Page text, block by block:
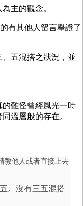
主的觀念。
有其他人留言舉證了
五混搭之狀況，並
難怪曾經風光一時
溫層般的存在。
教他人或者直接上去
。沒有三五混搭